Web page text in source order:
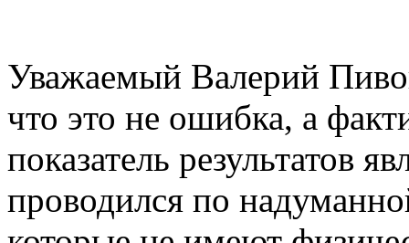
Уважаемый Валерий
что это не ошибка, а
показатель результатов
проводился по